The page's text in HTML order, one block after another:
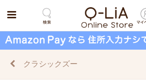
クラシックズー